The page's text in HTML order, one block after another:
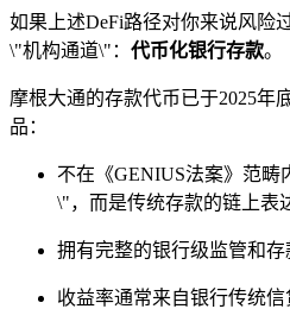
如果上述DeFi路径对你来说风险
\"机构通道\"： 代币化银行存款。
摩根大通的存款代币已于2025年
品：
不在《GENIUS法案》范畴
\"，而是传统存款的链上表
拥有完整的银行级监管和存
收益率通常来自银行传统信